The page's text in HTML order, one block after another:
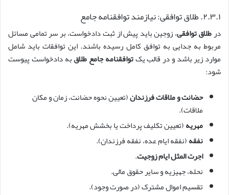
۲.۳.۱. طلاق توافقی: نیازمند توافقنامه جامع
درطلاق توافقی، زوجین باید پیش از ثبت دادخواست، بر سر تمامی مسائل
مربوط به جدایی به توافق کامل رسیده باشند. این توافقات باید شامل
موارد زیر باشد و در قالب یکتوافقنامه جامع طلاقبه دادخواست پیوست
شود:
حضانت و ملاقات فرزندان(تعیین نحوه حضانت، زمان و مکان
ملاقات).
مهریه(تعیین تکلیف پرداخت یا بخشش مهریه).
نفقه(نفقه ایام عده، نفقه فرزندان).
اجرت المثل ایام زوجیت.
نحله، جهیزیه و سایر حقوق مالی.
تقسیم اموال مشترک (در صورت وجود).